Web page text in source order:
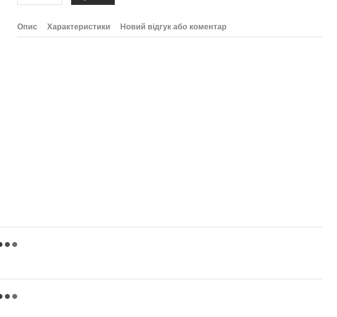
Опис Характеристики Новий відгук або коментар